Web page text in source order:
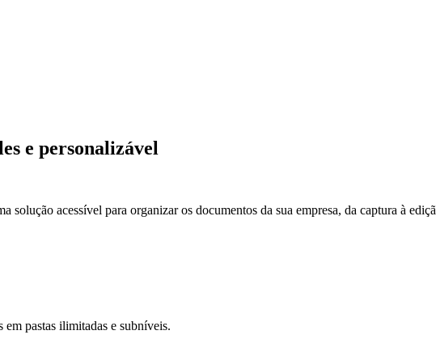
e personalizável
solução acessível para organizar os documentos da sua empresa, da captura à
em pastas ilimitadas e subníveis.